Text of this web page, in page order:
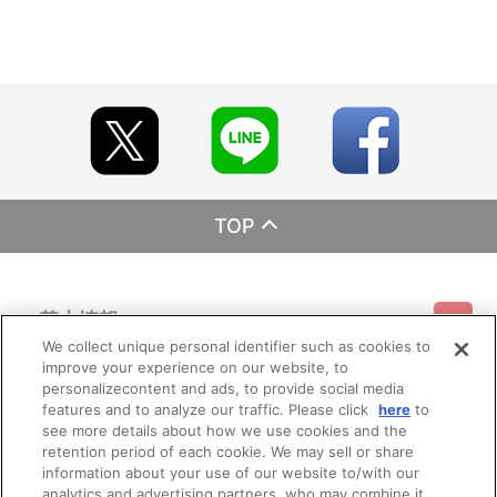
TOP
基本情報
利用規約 特定商取引法に基づく表示 プライバシーポリシー
プライバシーオプション 会社概要
ご利用情報
ご利用ガイド サイトマップ お問い合わせ
会員メニュー
We collect unique personal identifier such as cookies to
improve your experience on our website, to
personalizecontent and ads, to provide social media
features and to analyze our traffic. Please click here to
see more details about how we use cookies and the
retention period of each cookie. We may sell or share
information about your use of our website to/with our